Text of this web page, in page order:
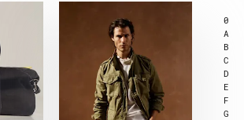
0
A
B
C
D
E
F
G